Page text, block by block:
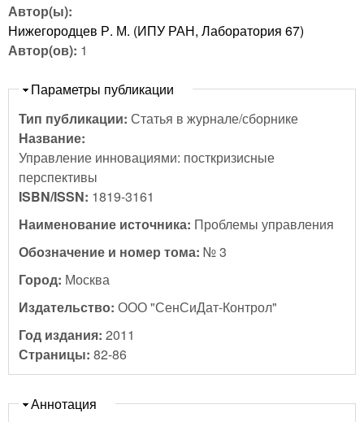
Автор(ы):
Нижегородцев Р. М. (ИПУ РАН, Лаборатория 67)
Автор(ов): 1
Скрыть
Параметры публикации
Тип публикации: Статья в журнале/сборнике
Название:
Управление инновациями: посткризисные
перспективы
ISBN/ISSN: 1819-3161
Наименование источника: Проблемы управления
Обозначение и номер тома: № 3
Город: Москва
Издательство: ООО "СенСиДат-Контрол"
Год издания: 2011
Страницы: 82-86
Скрыть
Аннотация